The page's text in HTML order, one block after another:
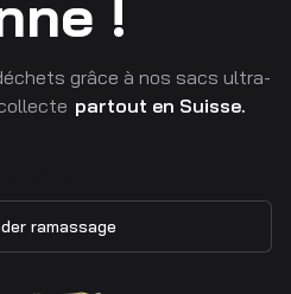
!
grâce à nos sacs ultra-
partout en Suisse.
ramassage